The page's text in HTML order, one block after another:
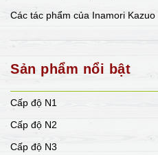
Các tác phẩm của Inamori Kazuo
Sản phẩm nổi bật
Cấp độ N1
Cấp độ N2
Cấp độ N3